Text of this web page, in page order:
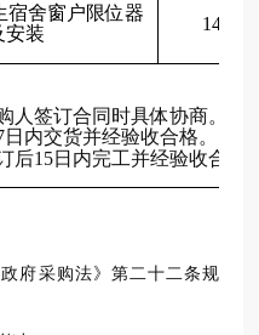
宿舍窗户限位器
安装
人签订合同时具体协商。
内交货并经验收合格。
后15日内完工并经验收合格
府采购法》第二十二条规